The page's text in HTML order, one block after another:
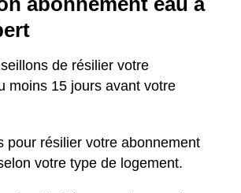
de résilier votre
moins 15 jours avant votre
pour résilier votre abonnement
votre type de logement.